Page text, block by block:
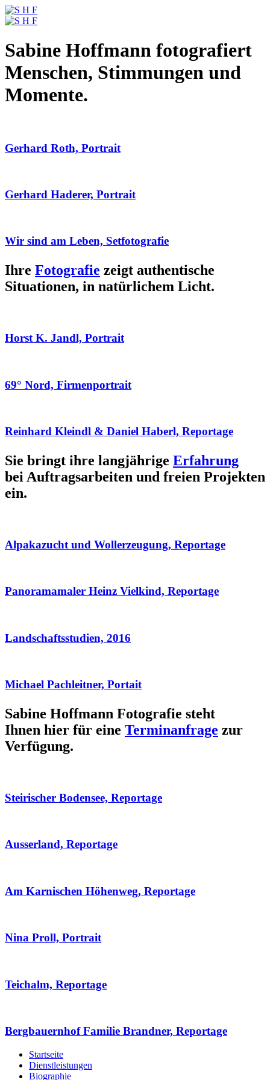
Sabine Hoffmann fotografiert
Menschen, Stimmungen und
Momente.
Gerhard Roth, Portrait
Gerhard Haderer, Portrait
Wir sind am Leben, Setfotografie
Ihre Fotografie zeigt authentische
Situationen, in natürlichem Licht.
Horst K. Jandl, Portrait
69° Nord, Firmenportrait
Reinhard Kleindl & Daniel Haberl, Reportage
Sie bringt ihre langjährige Erfahrung
bei Auftragsarbeiten und freien Projekten
ein.
Alpakazucht und Wollerzeugung, Reportage
Panoramamaler Heinz Vielkind, Reportage
Landschaftsstudien, 2016
Michael Pachleitner, Portait
Sabine Hoffmann Fotografie steht
Ihnen hier für eine Terminanfrage zur
Verfügung.
Steirischer Bodensee, Reportage
Ausserland, Reportage
Am Karnischen Höhenweg, Reportage
Nina Proll, Portrait
Teichalm, Reportage
Bergbauernhof Familie Brandner, Reportage
Startseite
Dienstleistungen
Biographie